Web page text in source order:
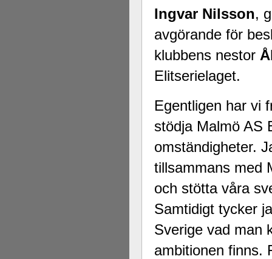
Ingvar Nilsson,
avgörande för
klubbens nestor
Elitserielaget.
Egentligen har vi
stödja Malmö AS
omständigheter.
tillsammans med
och stötta våra
Samtidigt tycker
Sverige vad man
ambitionen finns.